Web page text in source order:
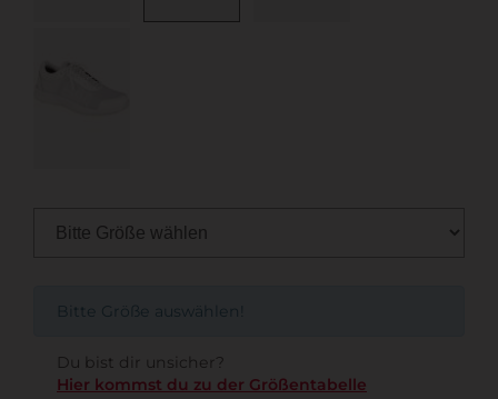
Bitte Größe auswählen!
Du bist dir unsicher?
Hier kommst du zu der Größentabelle